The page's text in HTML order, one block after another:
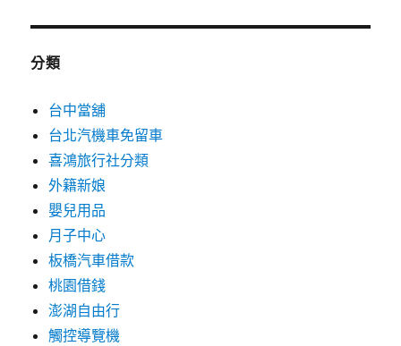
分類
台中當舖
台北汽機車免留車
喜鴻旅行社分類
外籍新娘
嬰兒用品
月子中心
板橋汽車借款
桃園借錢
澎湖自由行
觸控導覽機